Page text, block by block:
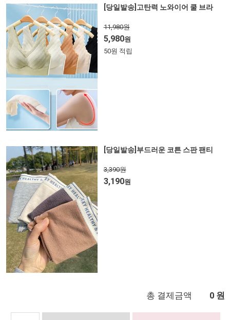
[당일발송]고탄력 노와이어 쿨 브라
11,980원
5,980원
50원 적립
[당일발송]부드러운 코튼 스판 팬티
3,390원
3,190원
총 결제금액 0 원